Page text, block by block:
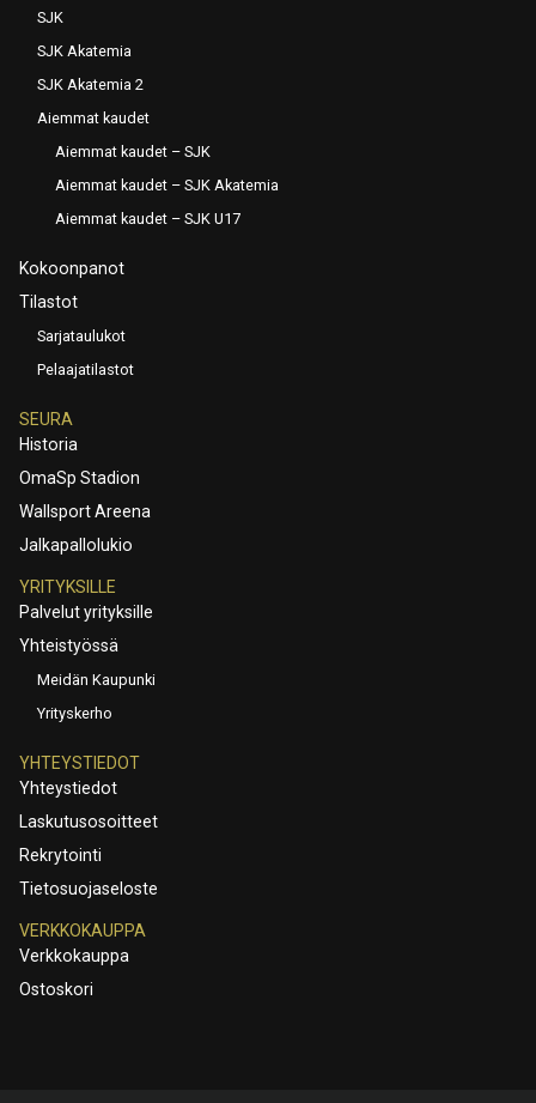
SJK
SJK Akatemia
SJK Akatemia 2
Aiemmat kaudet
Aiemmat kaudet – SJK
Aiemmat kaudet – SJK Akatemia
Aiemmat kaudet – SJK U17
Kokoonpanot
Tilastot
Sarjataulukot
Pelaajatilastot
SEURA
Historia
OmaSp Stadion
Wallsport Areena
Jalkapallolukio
YRITYKSILLE
Palvelut yrityksille
Yhteistyössä
Meidän Kaupunki
Yrityskerho
YHTEYSTIEDOT
Yhteystiedot
Laskutusosoitteet
Rekrytointi
Tietosuojaseloste
VERKKOKAUPPA
Verkkokauppa
Ostoskori